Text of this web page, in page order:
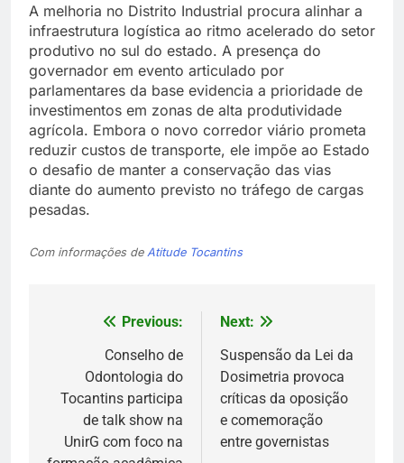
A melhoria no Distrito Industrial procura alinhar a
infraestrutura logística ao ritmo acelerado do setor
produtivo no sul do estado. A presença do
governador em evento articulado por
parlamentares da base evidencia a prioridade de
investimentos em zonas de alta produtividade
agrícola. Embora o novo corredor viário prometa
reduzir custos de transporte, ele impõe ao Estado
o desafio de manter a conservação das vias
diante do aumento previsto no tráfego de cargas
pesadas.
Com informações de Atitude Tocantins
Navegação
Post
Previous:
Conselho de
Odontologia do
Tocantins participa
de talk show na
UnirG com foco na
Next:
Suspensão da Lei da
Dosimetria provoca
críticas da oposição
e comemoração
entre governistas